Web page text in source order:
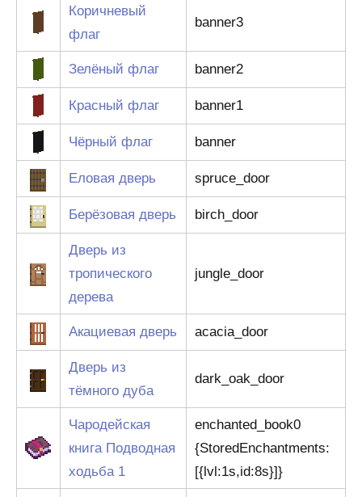
Коричневый
флаг
banner3
Зелёный флаг banner2
Красный флаг banner1
Чёрный флаг banner
Еловая дверь spruce_door
Берёзовая дверь birch_door
Дверь из
тропического
дерева
jungle_door
Акациевая дверь acacia_door
Дверь из
тёмного дуба
dark_oak_door
Чародейская
книга Подводная
ходьба 1
enchanted_book0
{StoredEnchantments:
[{lvl:1s,id:8s}]}